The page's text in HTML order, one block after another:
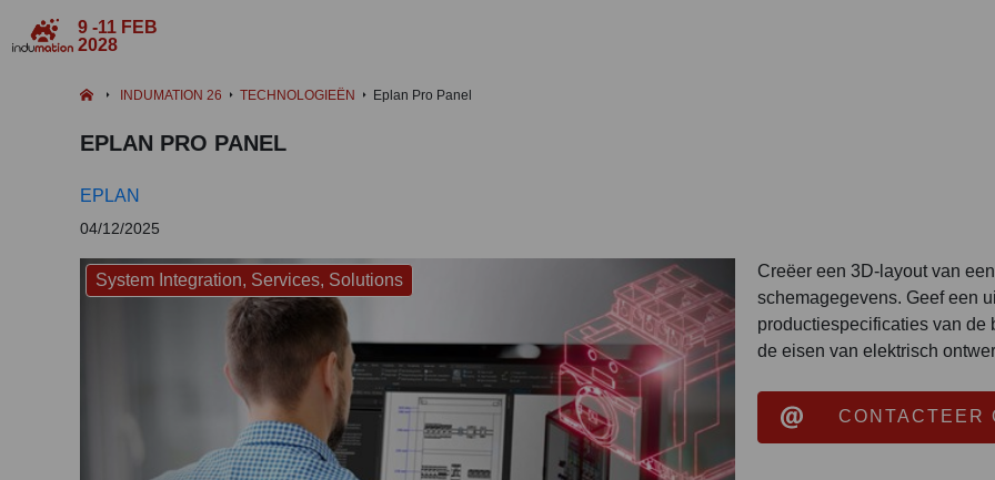
9 -11 FEB
2028
INDUMATION 26 TECHNOLOGIEËN Eplan Pro Panel
EPLAN PRO PANEL
System Integration, Services, Solutions
EPLAN
04/12/2025
Creëer een 3D-layout van
schemagegevens. Geef een
productiespecificaties van de
de eisen van elektrisch
CONTACTEER